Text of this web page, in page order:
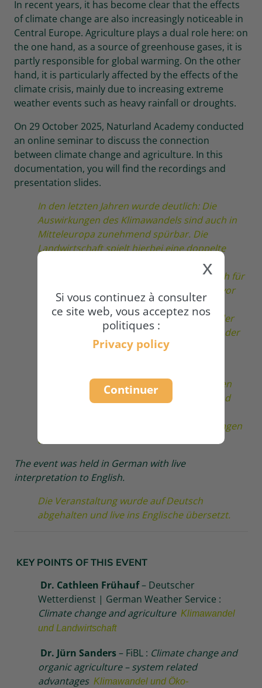
Si vous continuez à consulter
ce site web, vous acceptez nos
politiques :
Privacy policy
Continuer
x
In recent years, it has become clear that the effects
of climate change are also increasingly noticeable in
Central Europe. Agriculture plays a dual role here: on
the one hand, as a source of greenhouse gases, it is
partly responsible for global warming. On the other
hand, it is particularly affected by the effects of the
climate crisis, mainly due to increasing extreme
weather events such as heavy rainfall or droughts.
On 29 October 2025, Naturland Academy conducted
an online seminar to discuss the connection
between climate change and agriculture. In this
documentation, you will find the recordings and
presentation slides.
In den letzten Jahren wurde deutlich: Die
Auswirkungen des Klimawandels sind auch in
Mitteleuropa zunehmend spürbar. Die
Landwirtschaft spielt hierbei eine doppelte
Treibhausgasemissionen mitverantwortlich für
die Klimaerwärmung. Andererseits ist sie vor
allem durch die zunehmenden
Extremwetterereignisse wie Starkregen oder
Dürren besonders von den Auswirkungen der
Klimakrise betroffen.
Academy ein Online-Seminar durch, um den
Zusammenhang zwischen Klimawandel und
Dokumentation finden Sie die Aufzeichnungen
und Präsentationsfolien.
The event was held in German with live
interpretation to English.
Die Veranstaltung wurde auf Deutsch
abgehalten und live ins Englische übersetzt.
KEY POINTS OF THIS EVENT
Dr. Cathleen Frühauf– Deutscher
Wetterdienst | German Weather Service :
Climate change and agriculture Klimawandel
und Landwirtschaft
Dr. Jürn Sanders– FiBL : Climate change and
organic agriculture – system related
advantages Klimawandel und Öko-